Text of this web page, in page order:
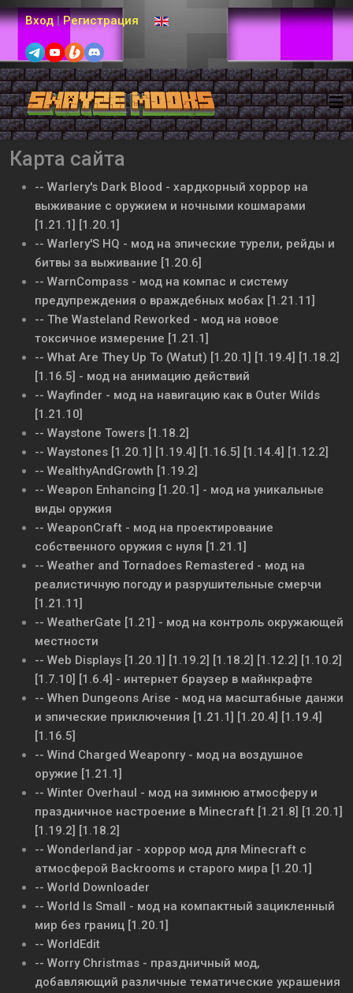
Вход | Регистрация Выберите язык
Карта сайта
-- Warlery's Dark Blood - хардкорный хоррор на
выживание с оружием и ночными кошмарами
[1.21.1] [1.20.1]
-- Warlery'S HQ - мод на эпические турели, рейды и
битвы за выживание [1.20.6]
-- WarnCompass - мод на компас и систему
предупреждения о враждебных мобах [1.21.11]
-- The Wasteland Reworked - мод на новое
токсичное измерение [1.21.1]
-- What Are They Up To (Watut) [1.20.1] [1.19.4] [1.18.2]
[1.16.5] - мод на анимацию действий
-- Wayfinder - мод на навигацию как в Outer Wilds
[1.21.10]
-- Waystone Towers [1.18.2]
-- Waystones [1.20.1] [1.19.4] [1.16.5] [1.14.4] [1.12.2]
-- WealthyAndGrowth [1.19.2]
-- Weapon Enhancing [1.20.1] - мод на уникальные
виды оружия
-- WeaponCraft - мод на проектирование
собственного оружия с нуля [1.21.1]
-- Weather and Tornadoes Remastered - мод на
реалистичную погоду и разрушительные смерчи
[1.21.11]
-- WeatherGate [1.21] - мод на контроль окружающей
местности
-- Web Displays [1.20.1] [1.19.2] [1.18.2] [1.12.2] [1.10.2]
[1.7.10] [1.6.4] - интернет браузер в майнкрафте
-- When Dungeons Arise - мод на масштабные данжи
и эпические приключения [1.21.1] [1.20.4] [1.19.4]
[1.16.5]
-- Wind Charged Weaponry - мод на воздушное
оружие [1.21.1]
-- Winter Overhaul - мод на зимнюю атмосферу и
праздничное настроение в Minecraft [1.21.8] [1.20.1]
[1.19.2] [1.18.2]
-- Wonderland.jar - хоррор мод для Minecraft с
атмосферой Backrooms и старого мира [1.20.1]
-- World Downloader
-- World Is Small - мод на компактный зацикленный
мир без границ [1.20.1]
-- WorldEdit
-- Worry Christmas - праздничный мод,
добавляющий различные тематические украшения